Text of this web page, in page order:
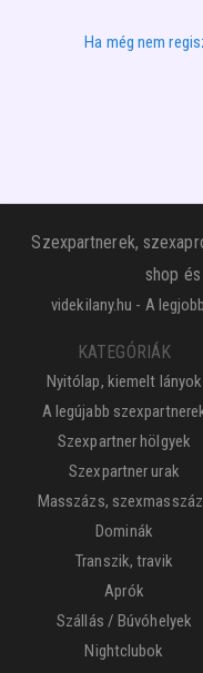
Ha még nem
Szexpartnerek,
shop
videkilany.hu - A
KATEGÓRIÁK
Nyitólap, kiemelt lányok
A legújabb
Szexpartner hölgyek
Szexpartner urak
Masszázs,
Dominák
Transzik, travik
Aprók
Szállás / Búvóhelyek
Nightclubok